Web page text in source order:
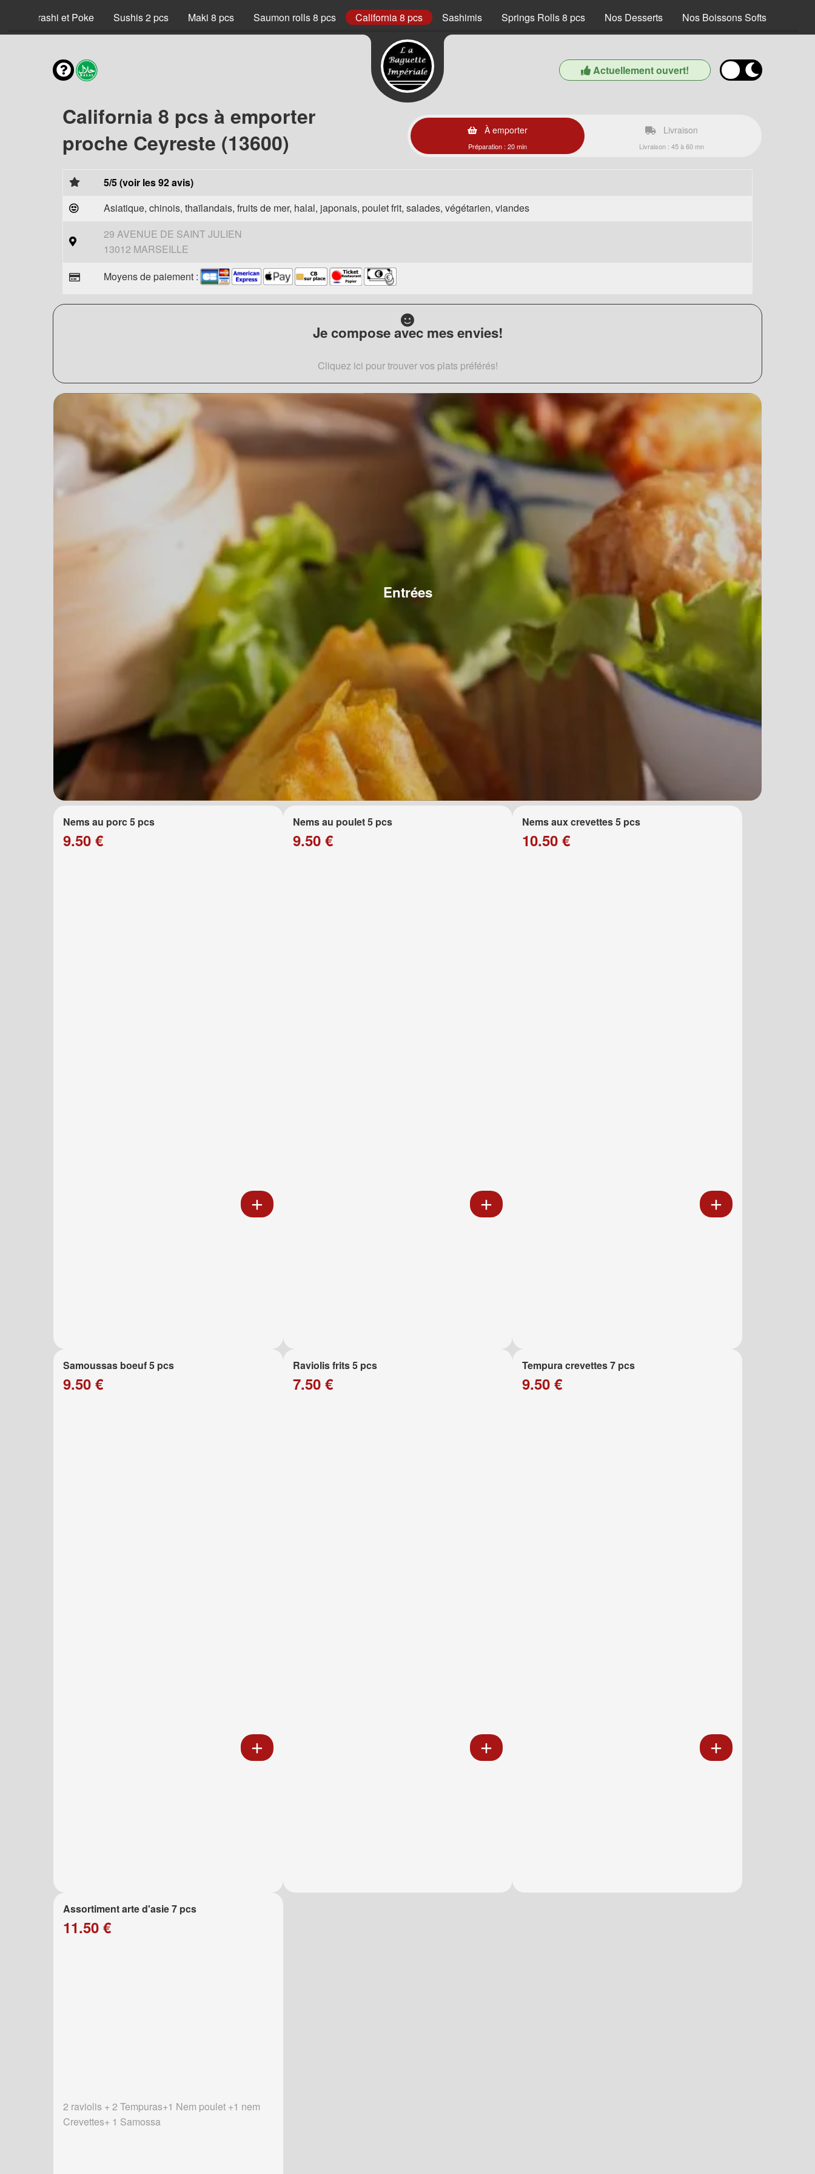
Chirashi et Poke Sushis 2 pcs Maki 8 pcs Saumon rolls 8 pcs California 8 pcs Sashimis Springs Rolls 8 pcs Nos Desserts Nos Boissons Softs
Actuellement ouvert!
California 8 pcs à emporter
proche Ceyreste (13600)
À emporter
Préparation : 20 min
Livraison
Livraison : 45 à 60 mn
5/5 (voir les 92 avis)
Asiatique, chinois, thaïlandais, fruits de mer, halal, japonais, poulet frit, salades, végétarien, viandes
29 AVENUE DE SAINT JULIEN
13012 MARSEILLE
Moyens de paiement :
Je compose avec mes envies!
Cliquez ici pour trouver vos plats préférés!
Entrées
Nems au porc 5 pcs
9.50 €
Nems au poulet 5 pcs
9.50 €
Nems aux crevettes 5 pcs
10.50 €
Samoussas boeuf 5 pcs
9.50 €
Raviolis frits 5 pcs
7.50 €
Tempura crevettes 7 pcs
9.50 €
Assortiment arte d'asie 7 pcs
11.50 €
2 raviolis + 2 Tempuras+1 Nem poulet +1 nem
Crevettes+ 1 Samossa